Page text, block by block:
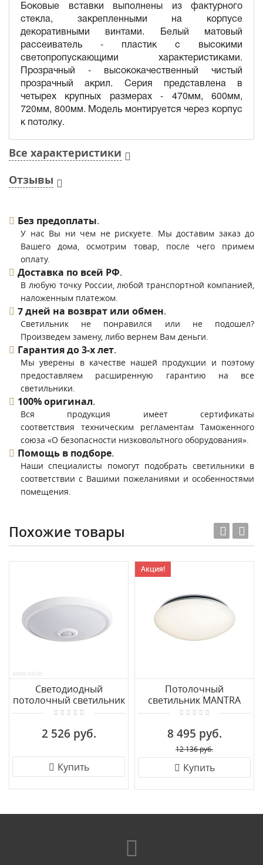
Боковые вставки выполнены из фактурного
стекла, закрепленными на корпусе
декоративными винтами. Белый матовый
рассеиватель - пластик с высокими
светопропускающими характеристиками.
Прозрачный - высококачественный чистый
прозрачный акрил. Серия представлена в
четырех крупных размерах - 470мм, 600мм,
720мм, 800мм. Модель монтируется через корпус
к потолку.
Все характеристики
Отзывы
Без предоплаты.
У нас Вы ни чем не рискуете. Мы доставим заказ до
Вашего дома, осмотрим товар, после чего примем
оплату.
Доставка по всей РФ.
В любую точку России, любой транспортной компанией,
наложенным платежом.
7 дней на возврат или обмен.
Светильник не понравился или не подошел?
Произведем замену, либо вернем Вам деньги.
Гарантия до 3-х лет.
Мы уверены в качестве нашей продукции и поэтому
предоставляем расширенную гарантию на все
светильники.
100% оригинал.
Вся продукция имеет сертификаты
соответствия техническим регламентам Таможенного
союза «О безопасности низковольтного оборудования».
Помощь в подборе.
Наши специалисты помогут подобрать светильники в
соответствии с Вашими пожеланиями и особенностями
помещения.
Похожие товары
Светодиодный
потолочный светильник
с датчиком движения
18121
2 526 руб.
Купить
Акция!
Потолочный
светильник MANTRA
ZERO 5410
8 495 руб.
12 136 руб.
Купить